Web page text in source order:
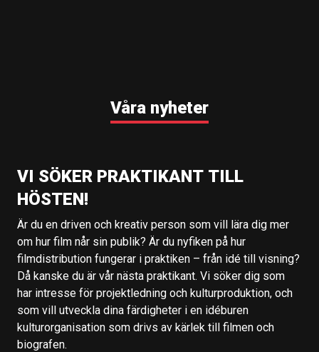
Våra nyheter
VI SÖKER PRAKTIKANT TILL
HÖSTEN!
Är du en driven och kreativ person som vill lära dig mer
om hur film når sin publik? Är du nyfiken på hur
filmdistribution fungerar i praktiken – från idé till visning?
Då kanske du är vår nästa praktikant. Vi söker dig som
har intresse för projektledning och kulturproduktion, och
som vill utveckla dina färdigheter i en idéburen
kulturorganisation som drivs av kärlek till filmen och
biografen.